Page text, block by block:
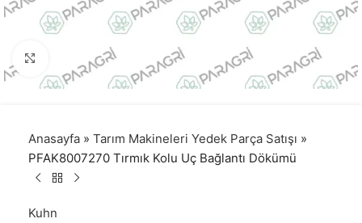
Click to enlarge
Anasayfa » Tarım Makineleri Yedek Parça Satışı »
PFAK8007270 Tırmık Kolu Uç Bağlantı Dökümü
Kuhn